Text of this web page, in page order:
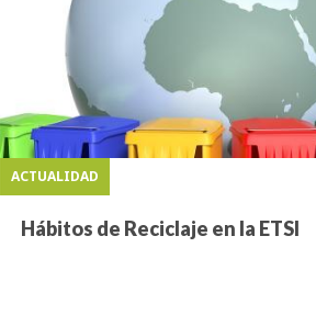
ACTUALIDAD
Hábitos de Reciclaje en la ETSI